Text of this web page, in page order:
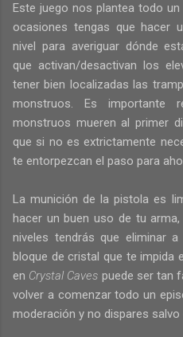
Este juego nos plantea todo
ocasiones tengas que hacer
nivel para averiguar dónde
que activan/desactivan los
tener bien localizadas las
monstruos. Es
monstruos mueren al primer
que si no es extrictamente
te entorpezcan el paso para
La munición de la pistola es
hacer un buen uso de tu
niveles tendrás que eliminar
bloque de cristal que te impida
en Crystal Caves puede ser tan
volver a comenzar todo un
moderación y no dispares